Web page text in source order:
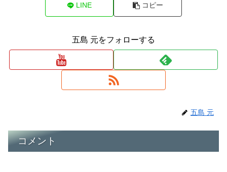
LINE コピー
五島 元をフォローする
五島 元
コメント